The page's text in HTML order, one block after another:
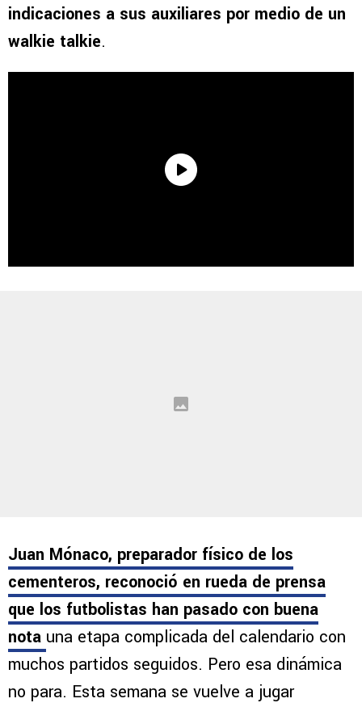
indicaciones a sus auxiliares por medio de un
walkie talkie.
Juan Mónaco, preparador físico de los
cementeros, reconoció en rueda de prensa
que los futbolistas han pasado con buena
nota una etapa complicada del calendario con
muchos partidos seguidos. Pero esa dinámica
no para. Esta semana se vuelve a jugar